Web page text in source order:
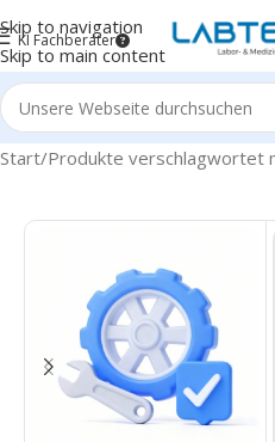
Skip to navigation
Skip to main content
KI Fachberater
Start Produkte verschlagwortet